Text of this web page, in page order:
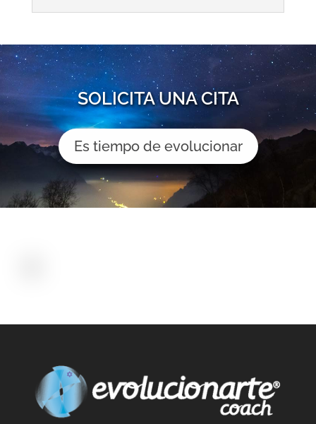
SOLICITA UNA CITA
Es tiempo de evolucionar